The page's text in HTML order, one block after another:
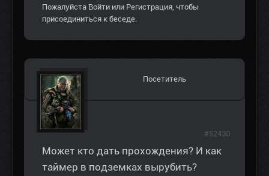
Пожалуйста Войти или Регистрация, чтобы
присоединиться к беседе.
Посетитель
Может кто дать прохождения? И как
таймер в подземках вырубить?
#52430